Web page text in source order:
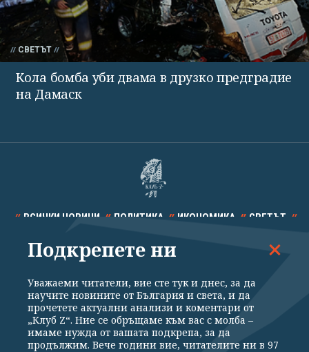
СВЕТЪТ
Кола бомба уби двама в друзко предградие
на Дамаск
ВСИЧКИ НОВИНИ ПОЛИТИКА ИКОНОМИКА СВЕТЪТ
СПОРТ КУЛТУРА ТЕХНОЛОГИИ КАЛЕЙДОСКОП
Подкрепете ни
Уважаеми читатели, вие сте тук и днес, за да
научите новините от България и света, и да
прочетете актуални анализи и коментари от
„Клуб Z“. Ние се обръщаме към вас с молба –
имаме нужда от вашата подкрепа, за да
продължим. Вече години вие, читателите ни в 97